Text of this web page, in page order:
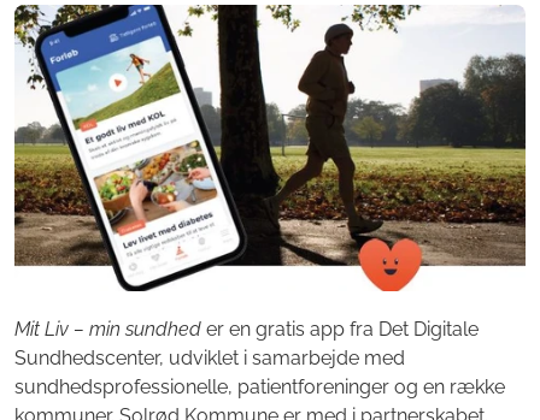
Mit Liv – min sundhed er en gratis app fra Det Digitale
Sundhedscenter, udviklet i samarbejde med
sundhedsprofessionelle, patientforeninger og en række
kommuner. Solrød Kommune er med i partnerskabet.